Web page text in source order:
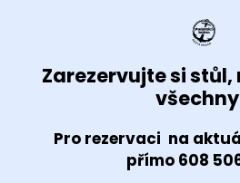
Zarezervujte si stůl,
Pro rezervaci na
přímo 608